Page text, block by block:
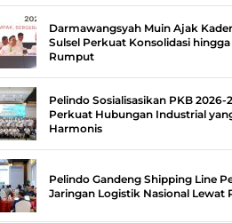
Darmawangsyah Muin Ajak
Sulsel Perkuat Konsolidasi
Rumput
Pelindo Sosialisasikan PKB 2026-
Perkuat Hubungan Industrial
Harmonis
Pelindo Gandeng Shipping Line
Jaringan Logistik Nasional Lewat